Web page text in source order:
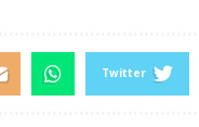
Twitter